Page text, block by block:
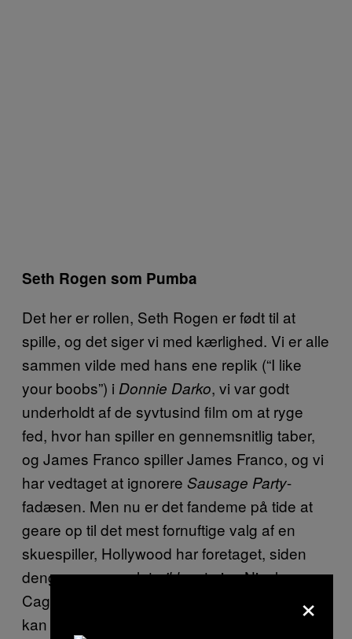
Seth Rogen som Pumba
Det her er rollen, Seth Rogen er født til at
spille, og det siger vi med kærlighed. Vi er alle
sammen vilde med hans ene replik (“I like
your boobs”) i Donnie Darko, vi var godt
underholdt af de syvtusind film om at ryge
fed, hvor han spiller en gennemsnitlig taber,
og James Franco spiller James Franco, og vi
har vedtaget at ignorere Sausage Party-
fadæsen. Men nu er det fandeme på tide at
geare op til det mest fornuftige valg af en
skuespiller, Hollywood har foretaget, siden
dengang man valgteikkeat give Nicolas
Cage rollen som Aragorn i
Ringenes Herre . Vi
kan ikke vente til 2020, når Seth Rogen
×